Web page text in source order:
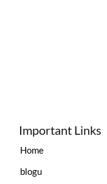
Important Links
Home
blogu